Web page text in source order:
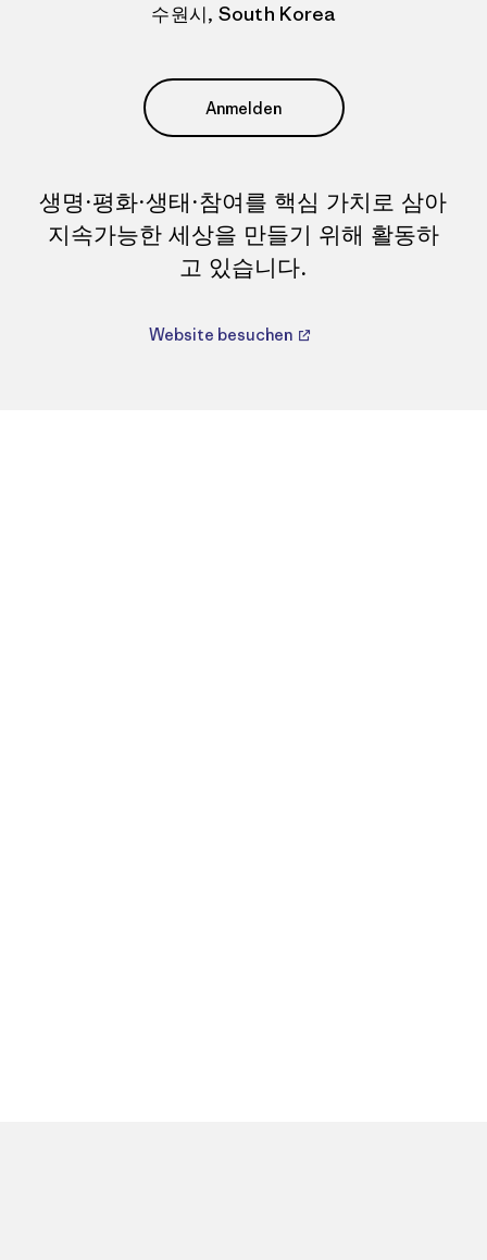
수원시, South Korea
Anmelden
생명·평화·생태·참여를 핵심 가치로 삼아
지속가능한 세상을 만들기 위해 활동하
고 있습니다.
Website besuchen